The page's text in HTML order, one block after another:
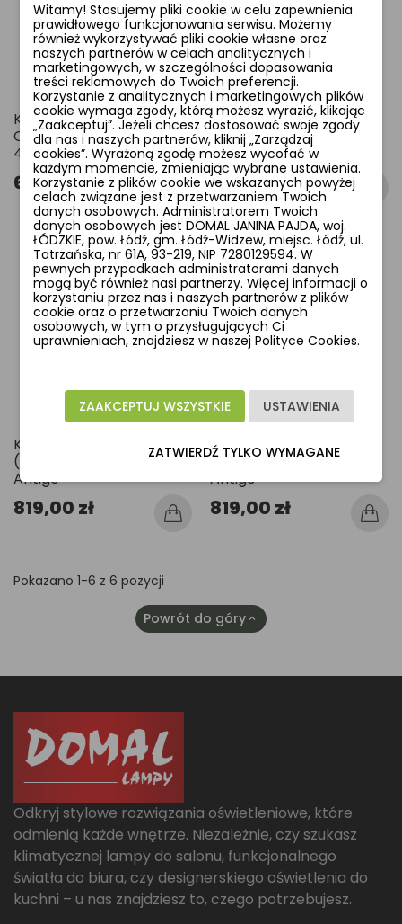
Kinkiet Agaro 27 -
Czarny (310 mm) 3000K
4055 Antigo
682,00 zł
Kinkiet Agaro 27 -
Czarny (310 mm) 4000K
4056 Antigo
682,00 zł
favorite_border
Kinkiet Agaro 27 - Złoty
(310 mm) 3000K 4057
Antigo
819,00 zł
favorite_border
Kinkiet Agaro 27 - Złoty
(310 mm) 4000K 4058
Antigo
819,00 zł
Pokazano 1-6 z 6 pozycji
Powrót do góry 
Odkryj stylowe rozwiązania oświetleniowe, które
odmienią każde wnętrze. Niezależnie, czy szukasz
klimatycznej lampy do salonu, funkcjonalnego
światła do biura, czy designerskiego oświetlenia do
kuchni – u nas znajdziesz to, czego potrzebujesz.
Witamy! Stosujemy pliki cookie w celu zapewnienia
prawidłowego funkcjonowania serwisu. Możemy
również wykorzystywać pliki cookie własne oraz
naszych partnerów w celach analitycznych i
marketingowych, w szczególności dopasowania
treści reklamowych do Twoich preferencji.
Korzystanie z analitycznych i marketingowych plików
cookie wymaga zgody, którą możesz wyrazić, klikając
„Zaakceptuj”. Jeżeli chcesz dostosować swoje zgody
dla nas i naszych partnerów, kliknij „Zarządzaj
cookies”. Wyrażoną zgodę możesz wycofać w
każdym momencie, zmieniając wybrane ustawienia.
Korzystanie z plików cookie we wskazanych powyżej
celach związane jest z przetwarzaniem Twoich
danych osobowych. Administratorem Twoich
danych osobowych jest DOMAL JANINA PAJDA, woj.
ŁÓDZKIE, pow. Łódź, gm. Łódź-Widzew, miejsc. Łódź, ul.
Tatrzańska, nr 61A, 93-219, NIP 7280129594. W
pewnych przypadkach administratorami danych
mogą być również nasi partnerzy. Więcej informacji o
korzystaniu przez nas i naszych partnerów z plików
cookie oraz o przetwarzaniu Twoich danych
osobowych, w tym o przysługujących Ci
uprawnieniach, znajdziesz w naszej Polityce Cookies.
USTAWIENIA
ZAAKCEPTUJ WSZYSTKIE
ZATWIERDŹ TYLKO WYMAGANE